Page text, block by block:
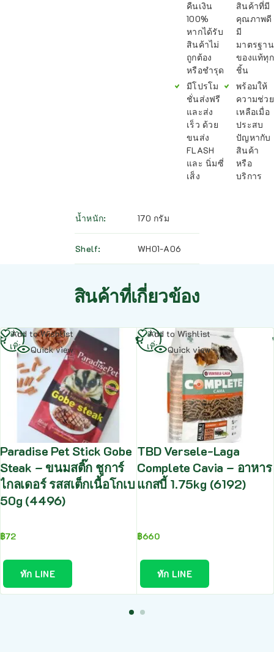
คืนเงิน
100%
หากได้รับ
สินค้าไม่
ถูกต้อง
หรือชำรุด
มีโปรโม
ชั่นส่งฟรี
และส่ง
เร็ว ด้วย
ขนส่ง
FLASH
และ นิ่มซี่
เส็ง
สินค้าที่มี
คุณภาพดี
มี
มาตรฐาน
ของแท้ทุก
ชิ้น
พร้อมให้
ความช่วย
เหลือเมื่อ
ประสบ
ปัญหากับ
สินค้า
หรือ
บริการ
น้ำหนัก 170 กรัม
Shelf WH01-A06
สินค้าที่เกี่ยวข้อง
Add to Wishlist
Quick view
Paradise Pet Stick Gobe
Steak – ขนมสติ๊ก ชูการ์
ไกลเดอร์ รสสเต็กเนื้อโกเบ
50g (4496)
฿72
ทัก LINE
อ่าน
เพิ่ม
Add to Wishlist
Quick view
TBD Versele-Laga
Complete Cavia – อาหาร
แกสบี้ 1.75kg (6192)
฿660
ทัก LINE
อ่าน
เพิ่ม